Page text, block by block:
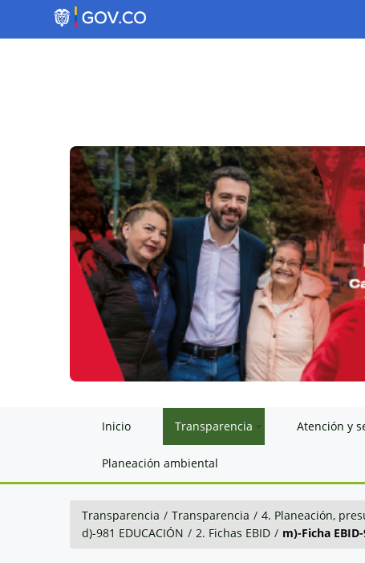
Inicio Transparencia Atención y
Planeación ambiental
Transparencia / Transparencia / 4. Planeación,
d)-981 EDUCACIÓN / 2. Fichas EBID / m)-Ficha